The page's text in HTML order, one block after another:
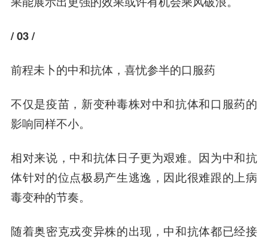
/ 03 /
前程未卜的中和抗体， 喜忧参半的口服药
不仅是疫苗，新变种毒株对中和抗体和口服药的
影响同样不小。
相对来说，中和抗体日子更为艰难。因为中和抗
体针对的位点极易产生逃逸，因此很难跟的上病
毒变种的节奏。
随着奥密克戎变异株的出现，中和抗体都已经接